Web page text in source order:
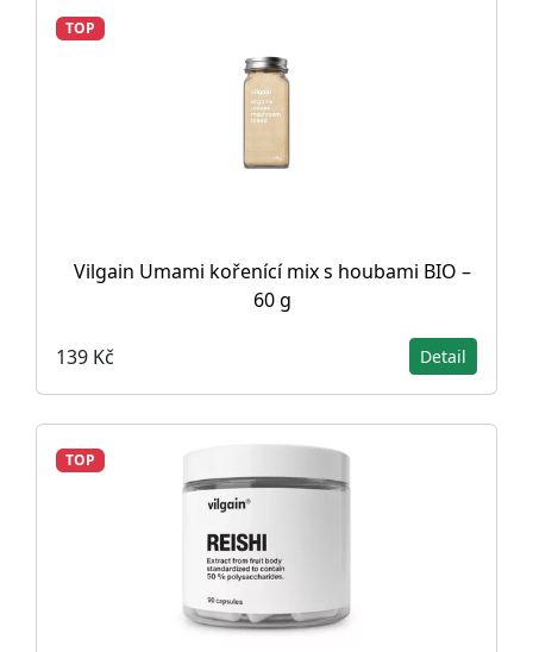
TOP
Vilgain Umami kořenící mix s houbami BIO –
60 g
139 Kč Detail
TOP